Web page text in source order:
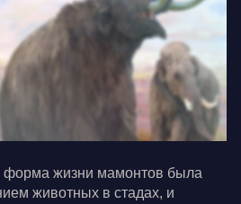
жизни мамонтов была
животных в стадах, и